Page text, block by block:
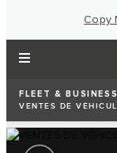
Copy
FLEET & BUSINESS
VENTES DE